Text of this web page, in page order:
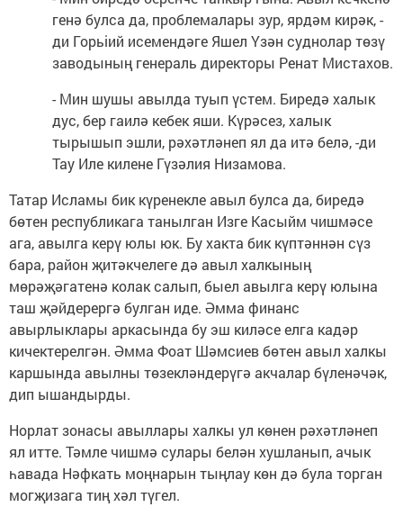
генә булса да, проблемалары зур, ярдәм кирәк, -
ди Горьіий исемендәге Яшел Үзән суднолар төзү
заводының генераль директоры Ренат Мистахов.
- Мин шушы авылда туып үстем. Биредә халык
дус, бер гаилә кебек яши. Күрәсез, халык
тырышып эшли, рәхәтләнеп ял да итә белә, -ди
Тау Иле килене Гүзәлия Низамова.
Татар Исламы бик күренекле авыл булса да, биредә
бөтен республикага танылган Изге Касыйм чишмәсе
ага, авылга керү юлы юк. Бу хакта бик күптәннән сүз
бара, район җитәкчелеге дә авыл халкының
мөрәҗәгатенә колак салып, быел авылга керү юлына
таш җәйдерергә булган иде. Әмма финанс
авырлыклары аркасында бу эш киләсе елга кадәр
кичектерелгән. Әмма Фоат Шәмсиев бөтен авыл халкы
каршында авылны төзекләндерүгә акчалар бүленәчәк,
дип ышандырды.
Норлат зонасы авыллары халкы ул көнен рәхәтләнеп
ял итте. Тәмле чишмә сулары белән хушланып, ачык
һавада Нәфкать моңнарын тыңлау көн дә була торган
могҗизага тиң хәл түгел.